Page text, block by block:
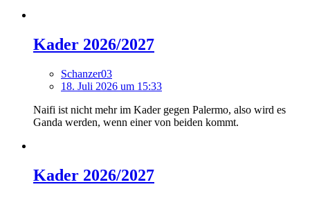
Kader 2026/2027
Schanzer03
18. Juli 2026 um 15:33
Naifi ist nicht mehr im Kader gegen Palermo, also wird es
Ganda werden, wenn einer von beiden kommt.
Kader 2026/2027